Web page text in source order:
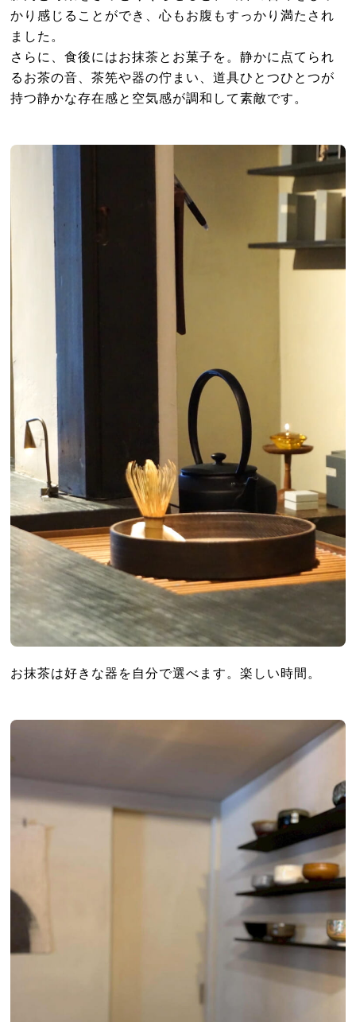
かり感じることができ、心もお腹もすっかり満たされ
ました。
さらに、食後にはお抹茶とお菓子を。静かに点てられ
るお茶の音、茶筅や器の佇まい、道具ひとつひとつが
持つ静かな存在感と空気感が調和して素敵です。
お抹茶は好きな器を自分で選べます。楽しい時間。